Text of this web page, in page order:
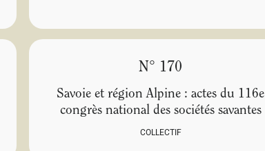
N° 170
Savoie et région Alpine : actes du 116e
congrès national des sociétés savantes
COLLECTIF